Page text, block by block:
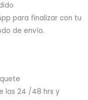
para finalizar con tu
de envío.
las 24 /48 hrs y